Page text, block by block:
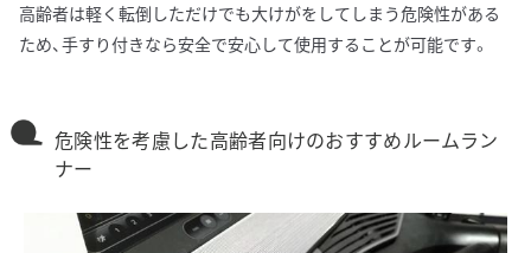
高齢者は軽く転倒しただけでも大けがをしてしまう危険性がある
ため、手すり付きなら安全で安心して使用することが可能です。
危険性を考慮した高齢者向けのおすすめルームラン
ナー